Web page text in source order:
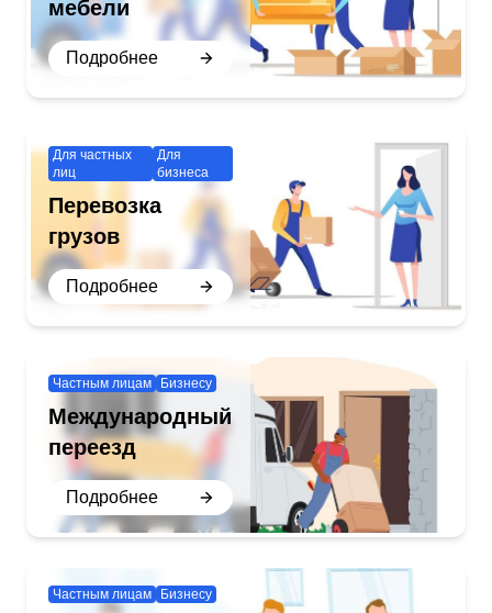
мебели
Подробнее
Для частных
лиц
Для
бизнеса
Перевозка
грузов
Подробнее
Частным лицам Бизнесу
Международный
переезд
Подробнее
Частным лицам Бизнесу